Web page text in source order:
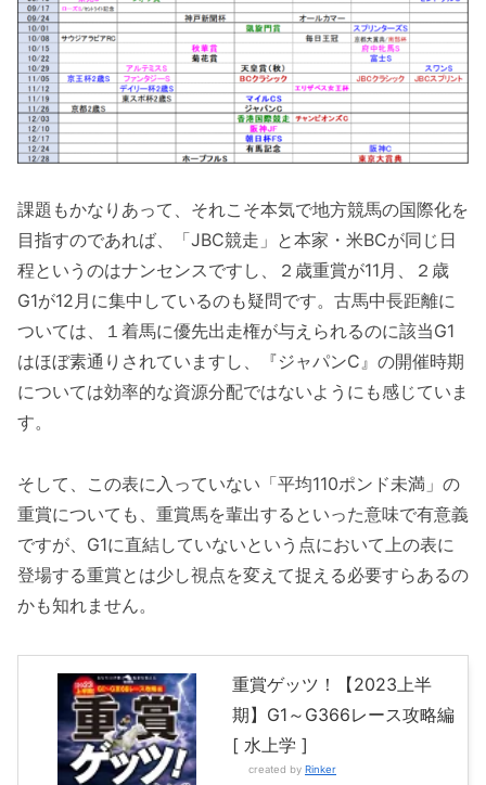
課題もかなりあって、それこそ本気で地方競馬の国際化を
目指すのであれば、「JBC競走」と本家・米BCが同じ日
程というのはナンセンスですし、２歳重賞が11月、２歳
G1が12月に集中しているのも疑問です。古馬中長距離に
ついては、１着馬に優先出走権が与えられるのに該当G1
はほぼ素通りされていますし、『ジャパンC』の開催時期
については効率的な資源分配ではないようにも感じていま
す。
そして、この表に入っていない「平均110ポンド未満」の
重賞についても、重賞馬を輩出するといった意味で有意義
ですが、G1に直結していないという点において上の表に
登場する重賞とは少し視点を変えて捉える必要すらあるの
かも知れません。
重賞ゲッツ！【2023上半
期】G1～G366レース攻略編
[ 水上学 ]
created by Rinker